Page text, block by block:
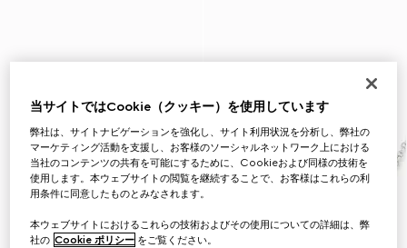
当サイトではCookie（クッキー）を使用しています
弊社は、サイトナビゲーションを強化し、サイト利用状況を分析し、弊社の
マーケティング活動を支援し、お客様のソーシャルネットワーク上における
当社のコンテンツの共有を可能にするために、Cookieおよび同様の技術を
使用します。本ウェブサイトの閲覧を継続することで、お客様はこれらの利
用条件に同意したものとみなされます。
本ウェブサイトにおけるこれらの技術およびその使用についての詳細は、弊
社の Cookie ポリシー をご覧ください。